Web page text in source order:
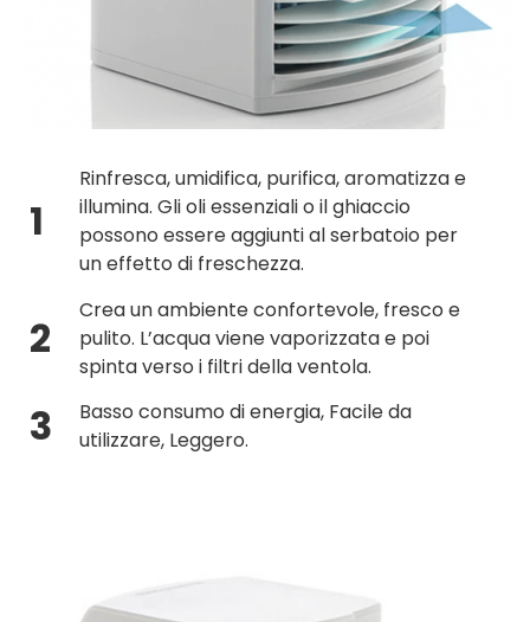
1
Rinfresca, umidifica, purifica, aromatizza e
illumina. Gli oli essenziali o il ghiaccio
possono essere aggiunti al serbatoio per
un effetto di freschezza.
2
Crea un ambiente confortevole, fresco e
pulito. L’acqua viene vaporizzata e poi
spinta verso i filtri della ventola.
3
Basso consumo di energia, Facile da
utilizzare, Leggero.